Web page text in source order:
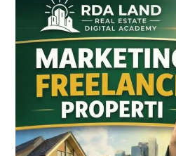
MARKETING
FREELANCE
Properti
Tanpa
Modal
LAND